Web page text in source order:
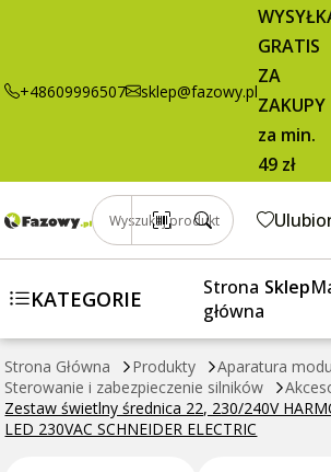
+48609996507 sklep@fazowy.pl
GRATIS
ZA
ZAKUPY
za min.
49 zł
Wyszukaj produkt
KATEGORIE
Strona
główna
Sklep
Strona Główna Produkty
Aparatura
Sterowanie i zabezpieczenie silników
Zestaw świetlny średnica 22, 230/240V
LED 230VAC SCHNEIDER ELECTRIC
HARMONY
230VAC
SCHNEIDER
ELECTRIC
brutto / szt.